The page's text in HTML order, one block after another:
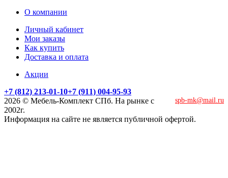
О компании
Личный кабинет
Мои заказы
Как купить
Доставка и оплата
Акции
+7 (812) 213-01-10+7 (911) 004-95-93
spb-mk@mail.ru
2026 © Мебель-Комплект СПб. На рынке с
2002г.
Информация на сайте не является публичной офертой.